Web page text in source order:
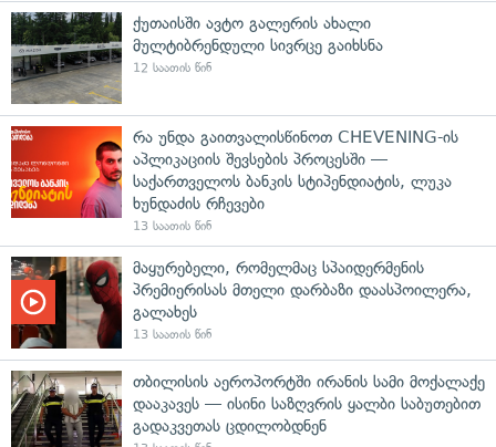
ქუთაისში ავტო გალერის ახალი
მულტიბრენდული სივრცე გაიხსნა
12 საათის წინ
რა უნდა გაითვალისწინოთ CHEVENING-ის
აპლიკაციის შევსების პროცესში —
საქართველოს ბანკის სტიპენდიატის, ლუკა
ხუნდაძის რჩევები
13 საათის წინ
მაყურებელი, რომელმაც სპაიდერმენის
პრემიერისას მთელი დარბაზი დაასპოილერა,
გალახეს
13 საათის წინ
თბილისის აეროპორტში ირანის სამი მოქალაქე
დააკავეს — ისინი საზღვრის ყალბი საბუთებით
გადაკვეთას ცდილობდნენ